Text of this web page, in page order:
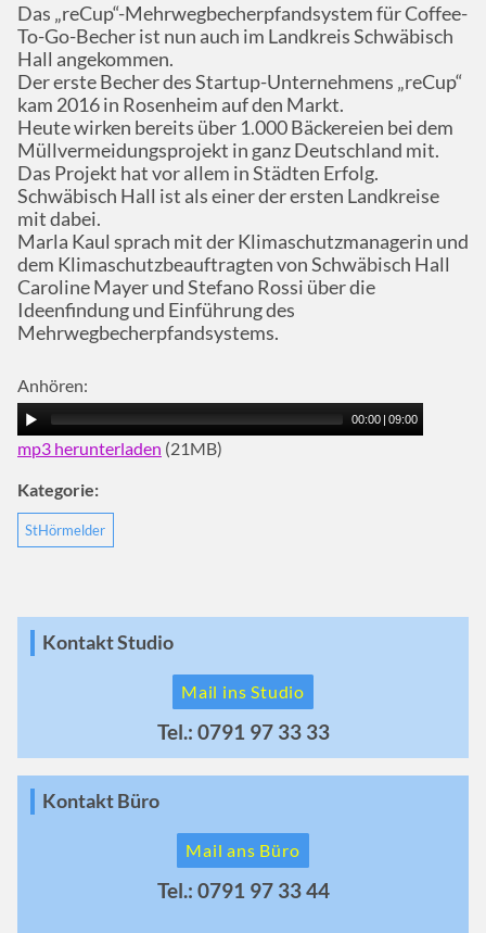
Das „reCup“-Mehrwegbecherpfandsystem für Coffee-
To-Go-Becher ist nun auch im Landkreis Schwäbisch
Hall angekommen.
Der erste Becher des Startup-Unternehmens „reCup“
kam 2016 in Rosenheim auf den Markt.
Heute wirken bereits über 1.000 Bäckereien bei dem
Müllvermeidungsprojekt in ganz Deutschland mit.
Das Projekt hat vor allem in Städten Erfolg.
Schwäbisch Hall ist als einer der ersten Landkreise
mit dabei.
Marla Kaul sprach mit der Klimaschutzmanagerin und
dem Klimaschutzbeauftragten von Schwäbisch Hall
Caroline Mayer und Stefano Rossi über die
Ideenfindung und Einführung des
Mehrwegbecherpfandsystems.
Anhören:
00:00 | 09:00
mp3 herunterladen (21MB)
Kategorie:
StHörmelder
Kontakt Studio
Mail ins Studio
Tel.: 0791 97 33 33
Kontakt Büro
Mail ans Büro
Tel.: 0791 97 33 44